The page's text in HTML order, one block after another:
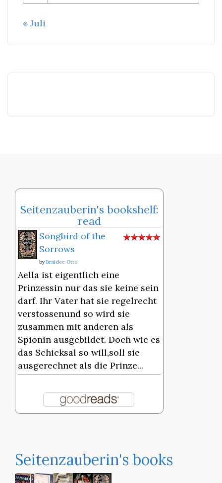
« Juli
Seitenzauberin's bookshelf:
read
Songbird of the
Sorrows
by Braidee Otto
Aella ist eigentlich eine
Prinzessin nur das sie keine sein
darf. Ihr Vater hat sie regelrecht
verstossenund so wird sie
zusammen mit anderen als
Spionin ausgebildet. Doch wie es
das Schicksal so will,soll sie
ausgerechnet als die Prinze...
Seitenzauberin's books